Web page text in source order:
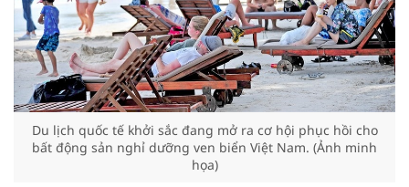
Du lịch quốc tế khởi sắc đang mở ra cơ hội phục hồi cho
bất động sản nghỉ dưỡng ven biển Việt Nam. (Ảnh minh
họa)